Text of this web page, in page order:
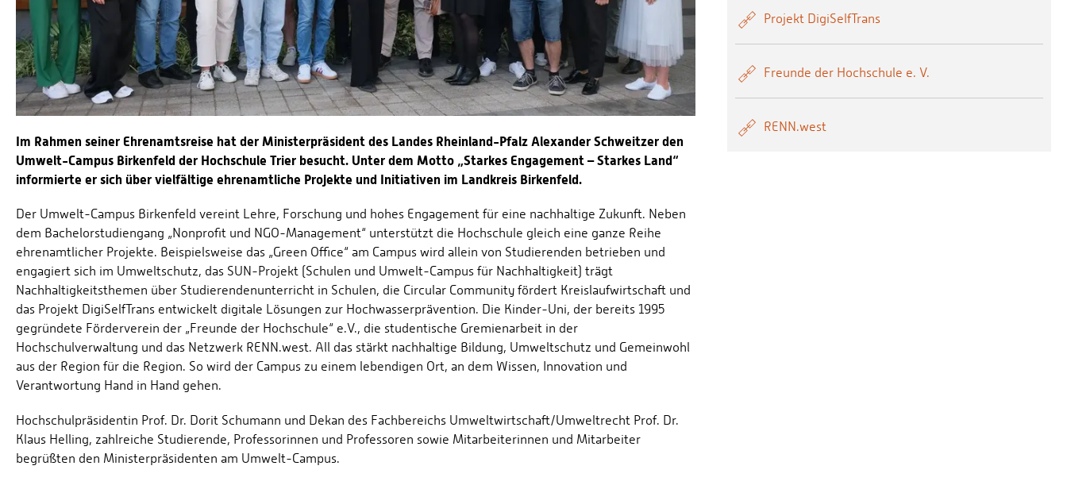
Im Rahmen seiner Ehrenamtsreise hat der Ministerpräsident des Landes Rheinland-Pfalz Alexander Schweitzer den
Umwelt-Campus Birkenfeld der Hochschule Trier besucht. Unter dem Motto „Starkes Engagement – Starkes Land“
informierte er sich über vielfältige ehrenamtliche Projekte und Initiativen im Landkreis Birkenfeld.
Der Umwelt-Campus Birkenfeld vereint Lehre, Forschung und hohes Engagement für eine nachhaltige Zukunft. Neben
dem Bachelorstudiengang „Nonprofit und NGO-Management“ unterstützt die Hochschule gleich eine ganze Reihe
ehrenamtlicher Projekte. Beispielsweise das „Green Office“ am Campus wird allein von Studierenden betrieben und
engagiert sich im Umweltschutz, das SUN-Projekt (Schulen und Umwelt-Campus für Nachhaltigkeit) trägt
Nachhaltigkeitsthemen über Studierendenunterricht in Schulen, die Circular Community fördert Kreislaufwirtschaft und
das Projekt DigiSelfTrans entwickelt digitale Lösungen zur Hochwasserprävention. Die Kinder-Uni, der bereits 1995
gegründete Förderverein der „Freunde der Hochschule“ e.V., die studentische Gremienarbeit in der
Hochschulverwaltung und das Netzwerk RENN.west. All das stärkt nachhaltige Bildung, Umweltschutz und Gemeinwohl
aus der Region für die Region. So wird der Campus zu einem lebendigen Ort, an dem Wissen, Innovation und
Verantwortung Hand in Hand gehen.
Hochschulpräsidentin Prof. Dr. Dorit Schumann und Dekan des Fachbereichs Umweltwirtschaft/Umweltrecht Prof. Dr.
Klaus Helling, zahlreiche Studierende, Professorinnen und Professoren sowie Mitarbeiterinnen und Mitarbeiter
begrüßten den Ministerpräsidenten am Umwelt-Campus.
Projekt DigiSelfTrans
Freunde der Hochschule e. V.
RENN.west